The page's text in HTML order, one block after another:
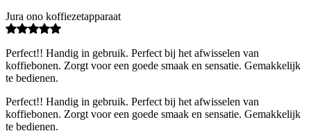
Jura ono koffiezetapparaat
Perfect!! Handig in gebruik. Perfect bij het afwisselen van
koffiebonen. Zorgt voor een goede smaak en sensatie. Gemakkelijk
te bedienen.
Perfect!! Handig in gebruik. Perfect bij het afwisselen van
koffiebonen. Zorgt voor een goede smaak en sensatie. Gemakkelijk
te bedienen.